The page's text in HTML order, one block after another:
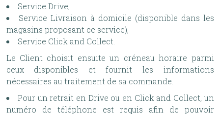
Service Drive,
Service Livraison à domicile (disponible dans les
magasins proposant ce service),
Service Click and Collect.
Le Client choisit ensuite un créneau horaire parmi
ceux disponibles et fournit les informations
nécessaires au traitement de sa commande.
Pour un retrait en Drive ou en Click and Collect, un
numéro de téléphone est requis afin de pouvoir